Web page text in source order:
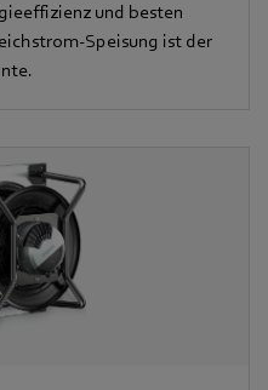
und besten
Speisung ist der